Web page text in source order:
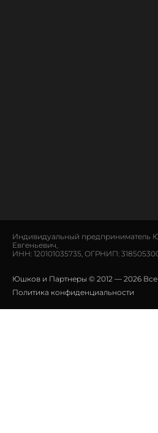
Индивидуальный предприниматель
Евгеньевич,
ИНН: 120101035735, ОГРНИП:
Юшков и Партнеры © 2012 — 2026
Политика конфиденциальности